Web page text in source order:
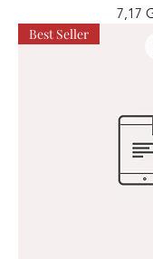
Precio
7,17
Best Seller